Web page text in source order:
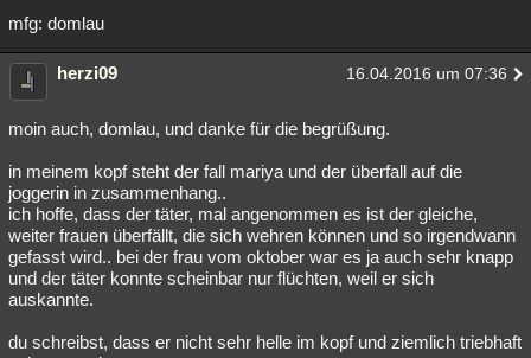
mfg: domlau
herzi09 16.04.2016 um 07:36
moin auch, domlau, und danke für die begrüßung.
in meinem kopf steht der fall mariya und der überfall auf die
joggerin in zusammenhang..
ich hoffe, dass der täter, mal angenommen es ist der gleiche,
weiter frauen überfällt, die sich wehren können und so irgendwann
gefasst wird.. bei der frau vom oktober war es ja auch sehr knapp
und der täter konnte scheinbar nur flüchten, weil er sich
auskannte.
du schreibst, dass er nicht sehr helle im kopf und ziemlich triebhaft